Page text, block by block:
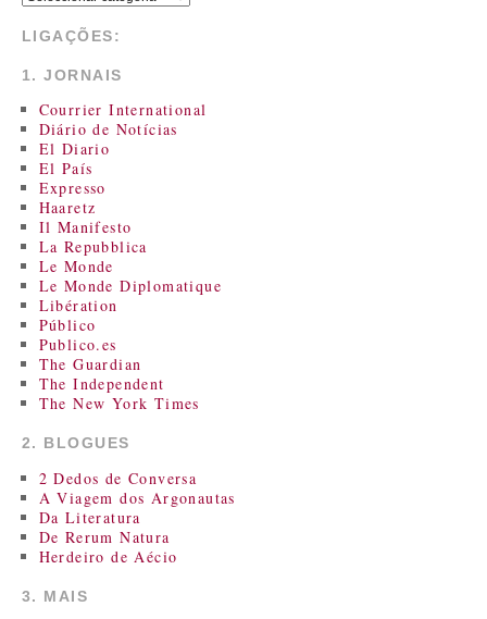
LIGAÇÕES:
1. JORNAIS
Courrier International
Diário de Notícias
El Diario
El País
Expresso
Haaretz
Il Manifesto
La Repubblica
Le Monde
Le Monde Diplomatique
Libération
Público
Publico.es
The Guardian
The Independent
The New York Times
2. BLOGUES
2 Dedos de Conversa
A Viagem dos Argonautas
Da Literatura
De Rerum Natura
Herdeiro de Aécio
3. MAIS